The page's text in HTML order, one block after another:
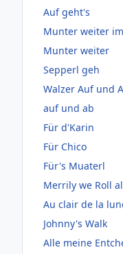
Auf geht's
Munter weiter
Munter weiter
Sepperl geh
Walzer Auf und
auf und ab
Für d'Karin
Für Chico
Für's Muaterl
Merrily we Roll
Au clair de la
Johnny's Walk
Alle meine